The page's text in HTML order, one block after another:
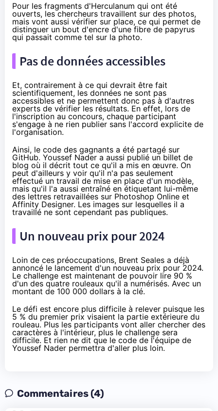
Pour les fragments d'Herculanum qui ont été
ouverts, les chercheurs travaillent sur des photos,
mais vont aussi vérifier sur place, ce qui permet de
distinguer un bout d'encre d'une fibre de papyrus
qui passait comme tel sur la photo.
Pas de données accessibles
Et, contrairement à ce qui devrait être fait
scientifiquement, les données ne sont pas
accessibles et ne permettent donc pas à d'autres
experts de vérifier les résultats. En effet, lors de
l'inscription au concours, chaque participant
s'engage à ne rien publier sans l'accord explicite de
l'organisation.
Ainsi, le code des gagnants a été partagé sur
GitHub. Youssef Nader a aussi publié un billet de
blog où il décrit tout ce qu'il a mis en œuvre. On
peut d'ailleurs y voir qu'il n'a pas seulement
effectué un travail de mise en place d'un modèle,
mais qu'il l'a aussi entraîné en étiquetant lui-même
des lettres retravaillées sur Photoshop Online et
Affinity Designer. Les images sur lesquelles il a
travaillé ne sont cependant pas publiques.
Un nouveau prix pour 2024
Loin de ces préoccupations, Brent Seales a déjà
annoncé le lancement d'un nouveau prix pour 2024.
Le challenge est maintenant de pouvoir lire 90 %
d'un des quatre rouleaux qu'il a numérisés. Avec un
montant de 100 000 dollars à la clé.
Le défi est encore plus difficile à relever puisque les
5 % du premier prix visaient la partie extérieure du
rouleau. Plus les participants vont aller chercher des
caractères à l'intérieur, plus le challenge sera
difficile. Et rien ne dit que le code de l'équipe de
Youssef Nader permettra d'aller plus loin.
Commentaires (4)